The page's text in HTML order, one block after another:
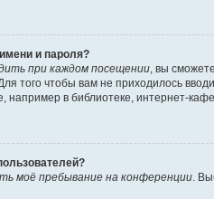
и пароля?
при каждом посещении, вы
того чтобы вам не приходилось
в библиотеке, интернет-
моё пребывание на конференции.